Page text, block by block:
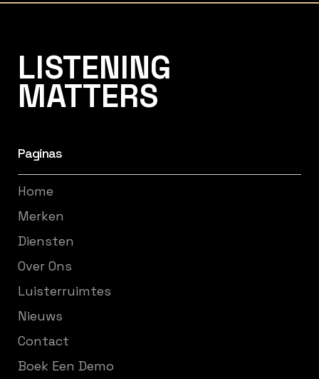
LISTENING
MATTERS
Paginas
Home
Merken
Diensten
Over Ons
Luisterruimtes
Nieuws
Contact
Boek Een Demo